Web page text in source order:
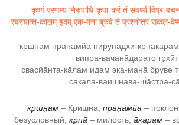
कृष्णं प्रणम्य निरुपाधि-कृपा-करं तं संवर्ध्य विप्र-
स्वस्यान्त-कालम् इदम् एक-मना ब्रुवे ते प्रश्नोत्तरं सकल-
кр̣шн̣ам̇ пран̣амйа нирупа̄дхи-
випра-вачана̄дарато
свасйа̄нта-ка̄лам идам эка-мана̄ бруве
сакала-ваишн̣ава-ш́а̄стра-
кр̣шн̣ам– Кришна; пран̣амйа –
безусловный; кр̣па̄ – милость; а̄карам–